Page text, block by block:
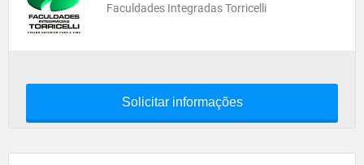
Faculdades Integradas Torricelli
Solicitar informações